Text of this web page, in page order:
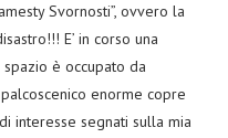
Svornosti”, ovvero la
E’ in corso una
è occupato da
enorme copre
interesse segnati sulla mia